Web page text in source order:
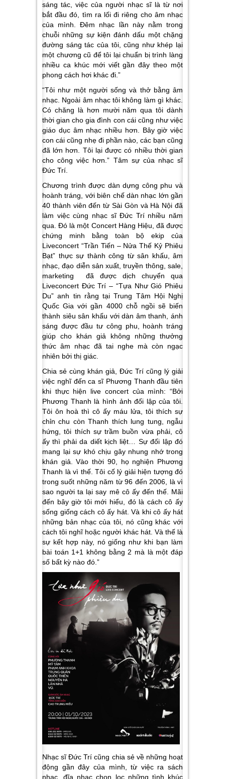
sáng tác, việc của người nhạc sĩ là từ nơi
bắt đầu đó, tìm ra lối đi riêng cho âm nhạc
của mình. Đêm nhạc lần này nằm trong
chuỗi những sự kiện đánh dấu một chặng
đường sáng tác của tôi, cũng như khép lại
một chương cũ để tôi lại chuẩn bị trình làng
nhiều ca khúc mới viết gần đây theo một
phong cách hơi khác đi.”
“Tôi như một người sống và thở bằng âm
nhạc. Ngoài âm nhạc tôi không làm gì khác.
Có chăng là hơn mười năm qua tôi dành
thời gian cho gia đình con cái cũng như việc
giáo dục âm nhạc nhiều hơn. Bây giờ việc
con cái cũng nhẹ đi phần nào, các bạn cũng
đã lớn hơn. Tôi lại được có nhiều thời gian
cho công việc hơn.” Tâm sự của nhạc sĩ
Đức Trí.
Chương trình được dàn dựng công phu và
hoành tráng, với biên chế dàn nhạc lớn gần
40 thành viên đến từ Sài Gòn và Hà Nội đã
làm việc cùng nhạc sĩ Đức Trí nhiều năm
qua. Đó là một Concert Hàng Hiệu, đã được
chứng minh bằng toàn bộ ekip của
Liveconcert “Trần Tiến – Nửa Thế Kỷ Phiêu
Bạt” thực sự thành công từ sân khấu, âm
nhạc, đạo diễn sản xuất, truyền thông, sale,
marketing đã được dịch chuyển qua
Liveconcert Đức Trí – “Tựa Như Gió Phiêu
Du” anh tin rằng tại Trung Tâm Hội Nghị
Quốc Gia với gần 4000 chỗ ngồi sẽ biến
thành siêu sân khấu với dàn âm thanh, ánh
sáng được đầu tư công phu, hoành tráng
giúp cho khán giả không những thưởng
thức âm nhạc đã tai nghe mà còn ngạc
nhiên bởi thị giác.
Chia sẻ cùng khán giả, Đức Trí cũng lý giải
việc nghĩ đến ca sĩ Phương Thanh đầu tiên
khi thực hiện live concert của mình: “Bởi
Phương Thanh là hình ảnh đối lập của tôi.
Tôi ôn hoà thì cô ấy máu lửa, tôi thích sự
chỉn chu còn Thanh thích lung tung, ngẫu
hứng, tôi thích sự trầm buồn vừa phải, cô
ấy thì phải da diết kịch liệt… Sự đối lập đó
mang lại sự khó chịu gây nhung nhớ trong
khán giả. Vào thời 90, họ nghiện Phương
Thanh là vì thế. Tôi cố lý giải hiện tượng đó
trong suốt những năm từ 96 đến 2006, là vì
sao người ta lại say mê cô ấy đến thế. Mãi
đến bây giờ tôi mới hiểu, đó là cách cô ấy
sống giống cách cô ấy hát. Và khi cô ấy hát
những bản nhạc của tôi, nó cũng khác với
cách tôi nghĩ hoặc người khác hát. Và thế là
sự kết hợp này, nó giống như khi bạn làm
bài toán 1+1 không bằng 2 mà là một đáp
số bất kỳ nào đó.”
Nhạc sĩ Đức Trí cũng chia sẻ về những hoạt
động gần đây của mình, từ việc ra sách
nhạc, đĩa nhạc chọn lọc những tình khúc